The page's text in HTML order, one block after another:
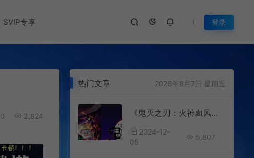
SVIP专享 登录
0 2,824
热门文章 2026年8月7日 星期五
《鬼灭之刃：火神血风谭2》即将发售 年底提供试玩
2024-12-
05
5,807